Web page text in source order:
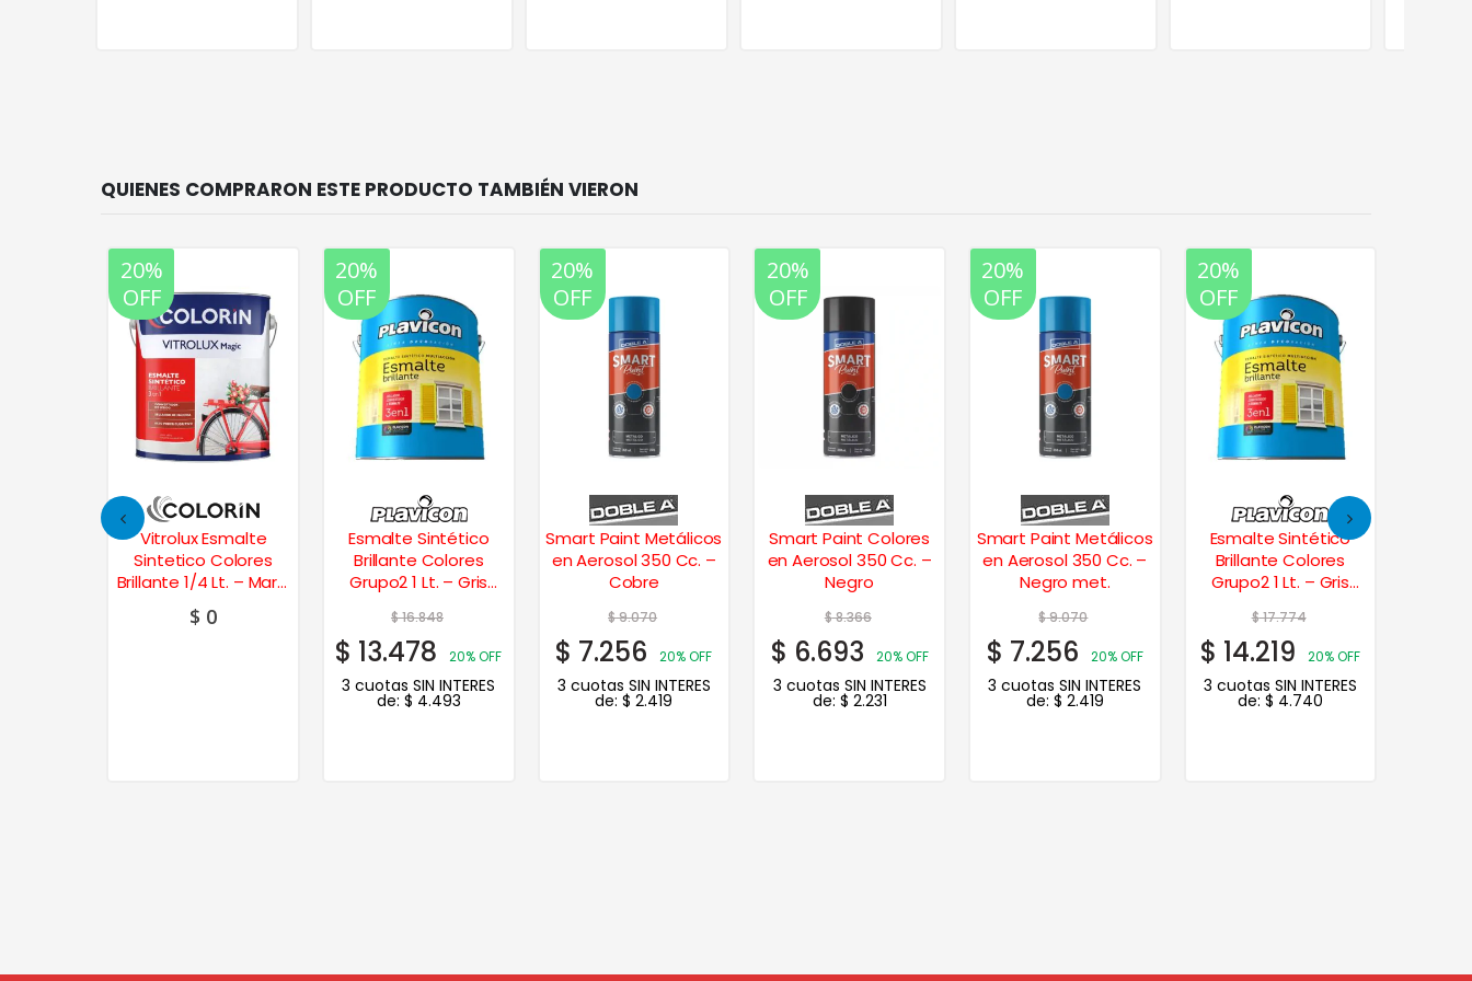
20%
OFF
Vitrolux Esmalte
Sintetico Colores
Brillante 1/4 Lt. – Marfil
Seda
$ 0
20%
OFF
Esmalte Sintético
Brillante Colores
Grupo2 1 Lt. – Gris
$16.848
$ 13.478 20% OFF
3 cuotas SIN INTERES
de: $ 4.493
20%
OFF
Smart Paint Metálicos
en Aerosol 350 Cc. –
Cobre
$9.070
$ 7.256 20% OFF
3 cuotas SIN INTERES
de:$ 2.419
20%
OFF
Smart Paint Colores
en Aerosol 350 Cc. –
Negro
$8.366
$ 6.693 20% OFF
3 cuotas SIN INTERES
de: $ 2.231
20%
OFF
Smart Paint Metálicos
en Aerosol 350 Cc. –
Negro met.
$9.070
$ 7.256 20% OFF
3 cuotas SIN INTERES
de: $ 2.419
20%
OFF
Esmalte Sintético
Brillante Colores
Grupo2 1 Lt. – Gris
$17.774
$ 14.219 20% OFF
3 cuotas SIN INTERES
de: $ 4.740